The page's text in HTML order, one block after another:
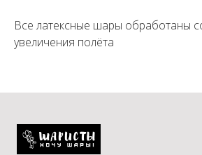
Все латексные шары обработаны
увеличения полёта